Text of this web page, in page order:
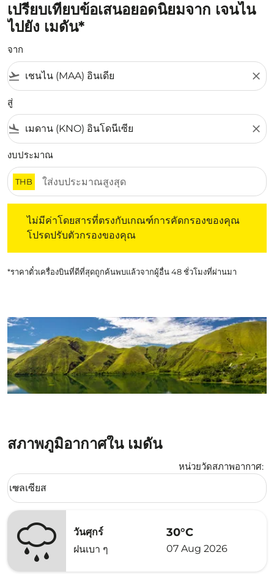
เปรียบเทียบข้อเสนอยอดนิยมจาก เจนไน
ไปยัง เมดัน*
จาก
flight_takeoff close
สู่
flight_land close
งบประมาณ
THB
ไม่มีค่าโดยสารที่ตรงกับเกณฑ์การคัดกรองของคุณ
โปรดปรับตัวกรองของคุณ
*ราคาตั๋วเครื่องบินที่ดีที่สุดถูกค้นพบแล้วจากผู้อื่น 48 ชั่วโมงที่ผ่านมา
สภาพภูมิอากาศใน เมดัน
หน่วยวัดสภาพอากาศ:
Weather unit option เซลเซียส Selected
เซลเซียส
keyboard_arrow_down
วันศุกร์
ฝนเบา ๆ
30°C
07 Aug 2026